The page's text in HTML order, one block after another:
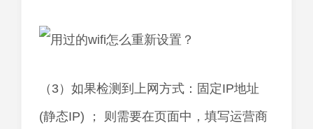
（3）如果检测到上网方式：固定IP地址
(静态IP) ； 则需要在页面中，填写运营商